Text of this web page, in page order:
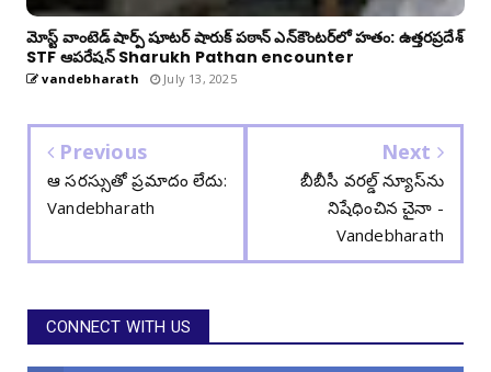
మోస్ట్ వాంటెడ్ షార్ప్ షూటర్ షారుక్ పఠాన్ ఎన్‌కౌంటర్‌లో హతం: ఉత్తరప్రదేశ్
STF ఆపరేషన్ Sharukh Pathan encounter
vandebharath July 13, 2025
Previous
ఆ సరస్సుతో ప్రమాదం లేదు:
Vandebharath
Next
బీబీసీ వ‌రల్డ్ న్యూస్‌ను
నిషేధించిన చైనా -
Vandebharath
CONNECT WITH US